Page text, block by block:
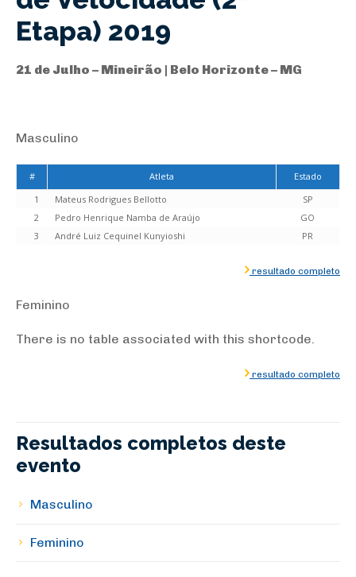
Etapa) 2019
21 de Julho – Mineirão | Belo Horizonte – MG
Masculino
# Atleta
Estado
1
Mateus Rodrigues Bellotto
SP
2
Pedro Henrique Namba de Araújo
GO
3
André Luiz Cequinel Kunyioshi PR
resultado completo
Feminino
There is no table associated with this shortcode.
resultado completo
Resultados completos deste
evento
Masculino
Feminino